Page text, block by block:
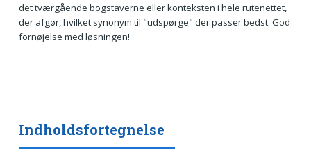
det tværgående bogstaverne eller konteksten i hele rutenettet,
der afgør, hvilket synonym til "udspørge" der passer bedst. God
fornøjelse med løsningen!
Indholdsfortegnelse